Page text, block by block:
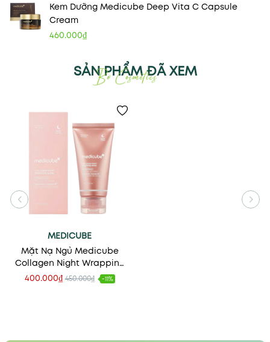
Kem Dưỡng Medicube Deep Vita C Capsule
Cream
460.000₫
SẢN PHẨM ĐÃ XEM
MEDICUBE
Mặt Nạ Ngủ Medicube
Collagen Night Wrapping
Mask
400.000₫ 450.000₫ -11%